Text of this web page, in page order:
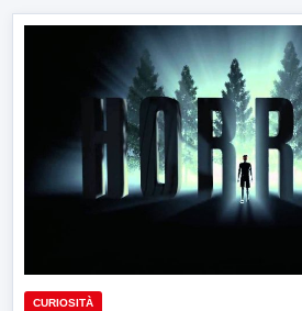
CURIOSITÀ